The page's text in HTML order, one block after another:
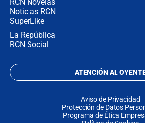
RCN Novelas
Noticias RCN
SuperLike
La República
RCN Social
ATENCIÓN AL
Aviso de Privacidad
Protección de Datos
Programa de Ética